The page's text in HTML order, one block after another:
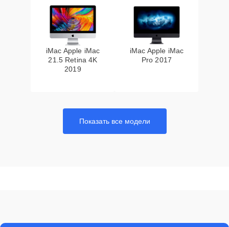
iMac Apple iMac
21.5 Retina 4K
2019
iMac Apple iMac
Pro 2017
Показать все модели